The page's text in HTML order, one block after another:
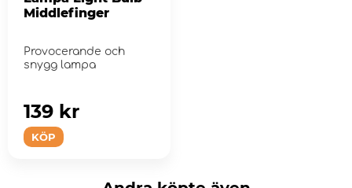
Middlefinger
Provocerande och
snygg lampa
KÖP
139 kr